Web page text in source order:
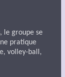
le groupe se
pratique
volley-ball,